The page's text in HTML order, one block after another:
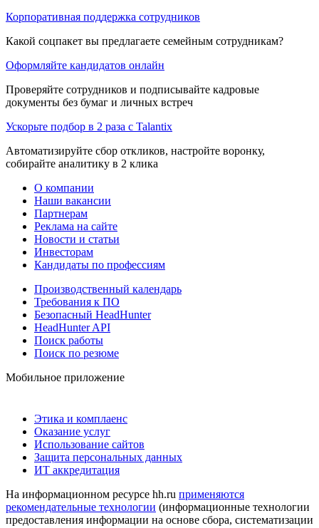
Корпоративная поддержка сотрудников
Какой соцпакет вы предлагаете семейным сотрудникам?
Оформляйте кандидатов онлайн
Проверяйте сотрудников и подписывайте кадровые
документы без бумаг и личных встреч
Ускорьте подбор в 2 раза с Talantix
Автоматизируйте сбор откликов, настройте воронку,
собирайте аналитику в 2 клика
О компании
Наши вакансии
Партнерам
Реклама на сайте
Новости и статьи
Инвесторам
Кандидаты по профессиям
Производственный календарь
Требования к ПО
Безопасный HeadHunter
HeadHunter API
Поиск работы
Поиск по резюме
Мобильное приложение
Этика и комплаенс
Оказание услуг
Использование сайтов
Защита персональных данных
ИТ аккредитация
На информационном ресурсе hh.ru применяются
рекомендательные технологии (информационные технологии
предоставления информации на основе сбора, систематизации